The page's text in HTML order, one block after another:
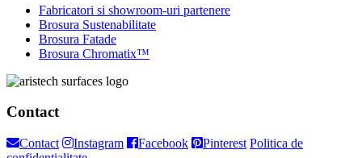
Fabricatori si showroom-uri partenere
Brosura Sustenabilitate
Brosura Fatade
Brosura Chromatix™
Contact
Contact Instagram Facebook Pinterest Politica de